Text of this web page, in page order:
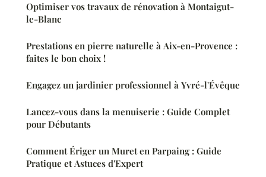
Optimiser vos travaux de rénovation à Montaigut-
le-Blanc
Prestations en pierre naturelle à Aix-en-Provence :
faites le bon choix !
Engagez un jardinier professionnel à Yvré-l'Évêque
Lancez-vous dans la menuiserie : Guide Complet
pour Débutants
Comment Ériger un Muret en Parpaing : Guide
Pratique et Astuces d'Expert